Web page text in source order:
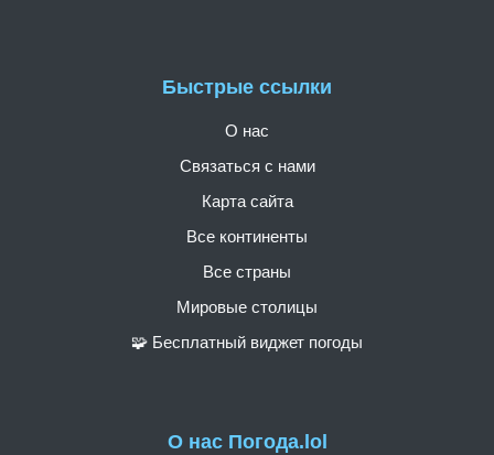
О нас Погода.lol
Быстрые ссылки
О нас
Связаться с нами
Карта сайта
Все континенты
Все страны
Мировые столицы
🧩 Бесплатный виджет погоды